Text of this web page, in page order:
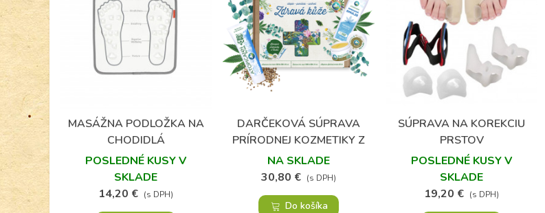
Obľúbené
MASÁŽNA PODLOŽKA NA
CHODIDLÁ
POSLEDNÉ KUSY V
SKLADE
14,20 € (s DPH)
Obľúbené
DARČEKOVÁ SÚPRAVA
PRÍRODNEJ KOZMETIKY Z
KONOPE - ZDRAVÁ
POKOŽKA
NA SKLADE
30,80 € (s DPH)
Do košíka
Obľúbené
SÚPRAVA NA KOREKCIU
PRSTOV
POSLEDNÉ KUSY V
SKLADE
19,20 € (s DPH)